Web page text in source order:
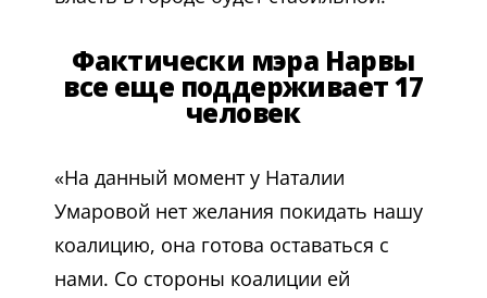
Фактически мэра Нарвы
все еще поддерживает 17
человек
«На данный момент у Наталии
Умаровой нет желания покидать нашу
коалицию, она готова оставаться с
нами. Со стороны коалиции ей